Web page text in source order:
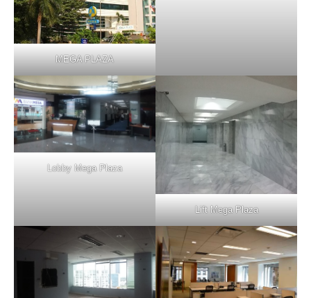
MEGA PLAZA
Lobby Mega Plaza
Lift Mega Plaza